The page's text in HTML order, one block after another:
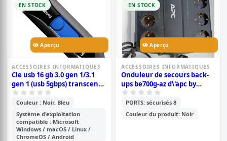
EN STOCK
Aperçu
ACCESSOIRES INFORMATIQUES
Cle usb 16 gb 3.0 gen 1/3.1
gen 1 (usb 5gbps) transcend
jetflash 790 - 16 go noir bleu
Couleur : Noir, Bleu
Système d'exploitation
compatible : Microsoft
Windows / macOS / Linux /
ChromeOS / Android
EN STOCK
Aperçu
ACCESSOIRES INFORMATIQUES
Onduleur de secours back-
ups be700g-az d\'apc by
schneider electric - 700
va/405 w
PORTS: sécurisés 8
Couleur du produit: Noir